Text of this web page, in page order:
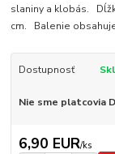
slaniny a klobás.
cm. Balenie
Dostupnosť
Nie sme platcovia
6,90 EUR/ks